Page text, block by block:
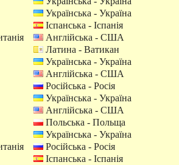
Українська - Україна
Іспанська - Іспанія
Англійська - США
Латина - Ватикан
Українська - Україна
Англійська - США
Російська - Росія
Українська - Україна
Англійська - США
Польська - Польща
Українська - Україна
Російська - Росія
Іспанська - Іспанія